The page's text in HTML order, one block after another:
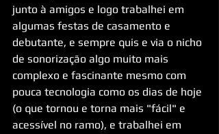
junto à amigos e logo trabalhei em
algumas festas de casamento e
debutante, e sempre quis e via o nicho
de sonorização algo muito mais
complexo e fascinante mesmo com
pouca tecnologia como os dias de hoje
(o que tornou e torna mais "fácil" e
acessível no ramo), e trabalhei em